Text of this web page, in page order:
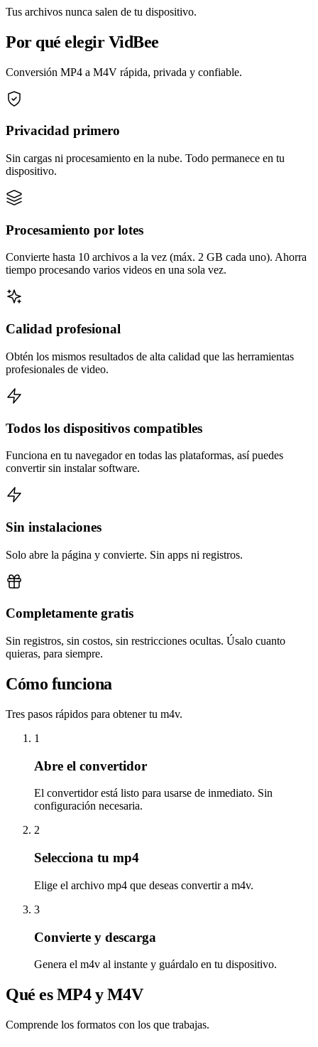
Tus archivos nunca salen de tu dispositivo.
Por qué elegir VidBee
Conversión MP4 a M4V rápida, privada y confiable.
Privacidad primero
Sin cargas ni procesamiento en la nube. Todo permanece en tu
dispositivo.
Procesamiento por lotes
Convierte hasta 10 archivos a la vez (máx. 2 GB cada uno). Ahorra
tiempo procesando varios videos en una sola vez.
Calidad profesional
Obtén los mismos resultados de alta calidad que las herramientas
profesionales de video.
Todos los dispositivos compatibles
Funciona en tu navegador en todas las plataformas, así puedes
convertir sin instalar software.
Sin instalaciones
Solo abre la página y convierte. Sin apps ni registros.
Completamente gratis
Sin registros, sin costos, sin restricciones ocultas. Úsalo cuanto
quieras, para siempre.
Cómo funciona
Tres pasos rápidos para obtener tu m4v.
1
Abre el convertidor
El convertidor está listo para usarse de inmediato. Sin
configuración necesaria.
2
Selecciona tu mp4
Elige el archivo mp4 que deseas convertir a m4v.
3
Convierte y descarga
Genera el m4v al instante y guárdalo en tu dispositivo.
Qué es MP4 y M4V
Comprende los formatos con los que trabajas.